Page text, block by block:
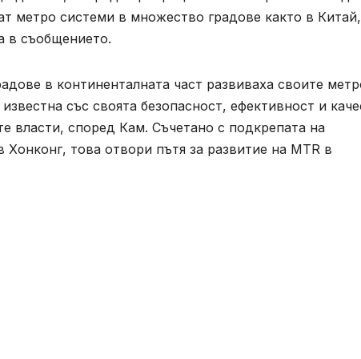
метро системи в множество градове както в Китай,
в съобщението.
в континенталната част развиваха своите
със своята безопасност, ефективност и
власти, според Кам. Съчетано с подкрепата на
това отвори пътя за развитие на MTR в